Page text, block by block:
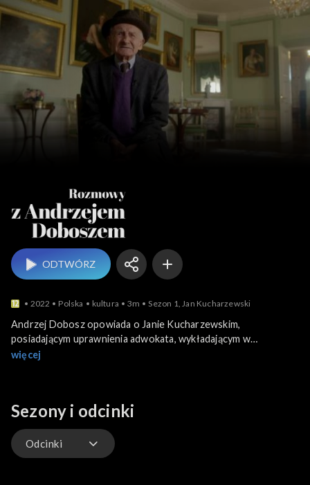
Rozmowy z
ODTWÓRZ
2022 Polska kultura 3m Sezon 1, Jan Kucharzewski
Andrzej Dobosz opowiada o Janie Kucharzewskim,
posiadającym uprawnienia adwokata, wykładającym w
Towarzystwie Kursów Naukowych, będącym Prezesem w
niego przed II wojną światową tomy Od białego caratu do
czerwonego w okresie PRL były zakazane i niszczone.
więcej
Sezony i odcinki
Odcinki